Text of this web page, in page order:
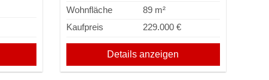
Wohnfläche
89 m²
Kaufpreis
229.000 €
Details anzeigen